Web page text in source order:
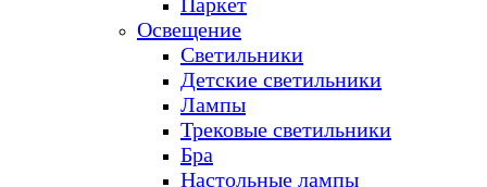
Освещение
Светильники
Детские светильники
Лампы
Трековые светильники
Бра
Настольные лампы